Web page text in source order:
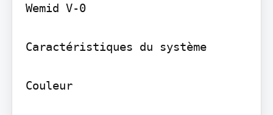
Wemid V-0
Caractéristiques du système
Couleur